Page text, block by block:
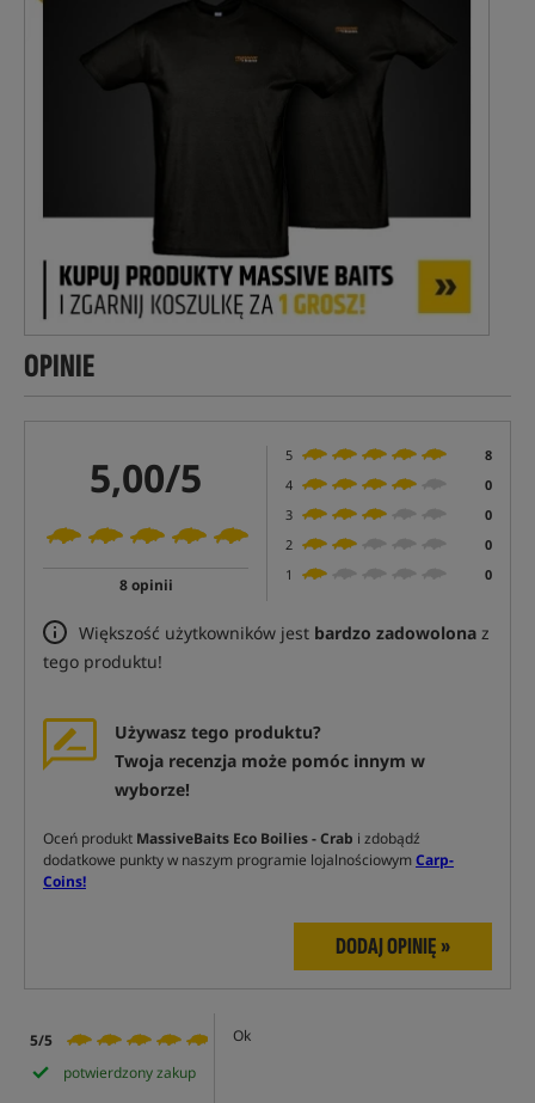
OPINIE
5,00/5
8 opinii
5
8
4
0
3
0
2
0
1
0
Większość użytkowników jest bardzo zadowolona z
tego produktu!
Używasz tego produktu?
Twoja recenzja może pomóc innym w
wyborze!
Oceń produkt MassiveBaits Eco Boilies - Crab i zdobądź
dodatkowe punkty w naszym programie lojalnościowymCarp-
Coins!
DODAJ OPINIĘ »
5/5
potwierdzony zakup
Ok